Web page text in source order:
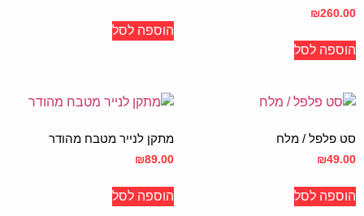
₪260.00
הוספה לסל
הוספה לסל
סט פלפל / מלח
₪49.00
הוספה לסל
מתקן לנייר מטבח מהודר
₪89.00
הוספה לסל